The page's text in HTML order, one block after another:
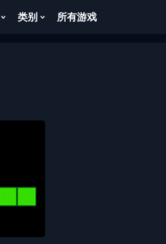
Show
类别
Show所有游戏